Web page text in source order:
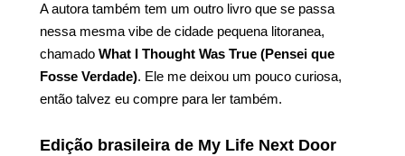
A autora também tem um outro livro que se passa
nessa mesma vibe de cidade pequena litoranea,
chamado What I Thought Was True (Pensei que
Fosse Verdade). Ele me deixou um pouco curiosa,
então talvez eu compre para ler também.
Edição brasileira de My Life Next Door